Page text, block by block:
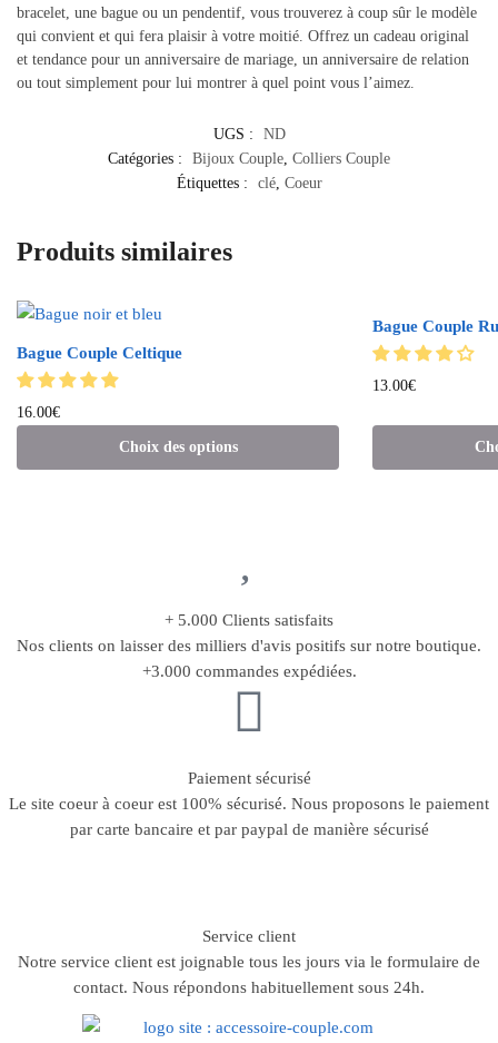
bracelet, une bague ou un pendentif, vous trouverez à coup sûr le modèle
qui convient et qui fera plaisir à votre moitié. Offrez un cadeau original
et tendance pour un anniversaire de mariage, un anniversaire de relation
ou tout simplement pour lui montrer à quel point vous l’aimez.
UGS :
ND
Catégories :
Bijoux Couple, Colliers Couple
Étiquettes :
clé, Coeur
Produits similaires
Bague Couple Celtique
16.00€
Choix des options
Bague Couple
13.00€
+ 5.000 Clients satisfaits
Nos clients on laisser des milliers d'avis positifs sur notre boutique.
+3.000 commandes expédiées.
Paiement sécurisé
Le site coeur à coeur est 100% sécurisé. Nous proposons le paiement
par carte bancaire et par paypal de manière sécurisé
Service client
Notre service client est joignable tous les jours via le formulaire de
contact. Nous répondons habituellement sous 24h.